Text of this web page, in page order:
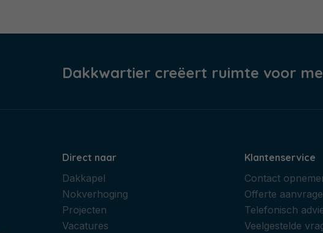
Dakkwartier creëert ruimte voor
Direct naar
Dakkapel
Nokverhoging
Projecten
Vacatures
Klantenservice
Contact
Offerte
Telefonisch
Veelgestelde